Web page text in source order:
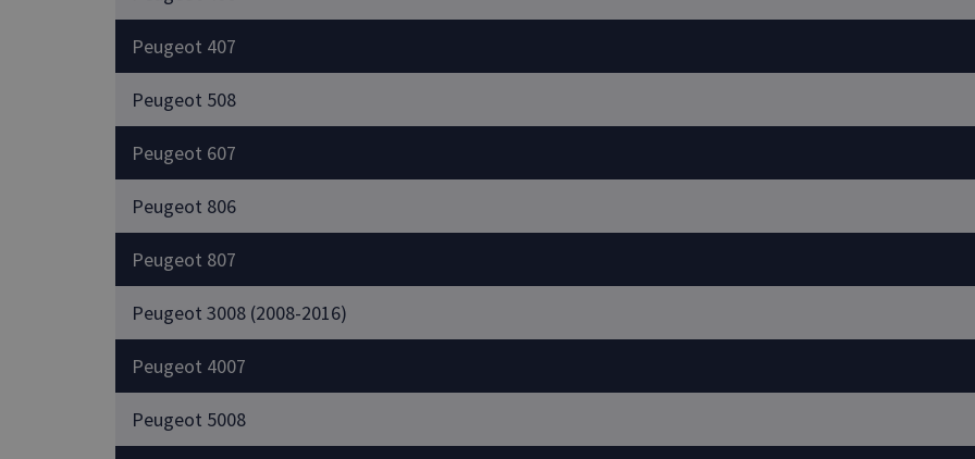
Peugeot 407
Peugeot 508
Peugeot 607
Peugeot 806
Peugeot 807
Peugeot 3008 (2008-2016)
Peugeot 4007
Peugeot 5008